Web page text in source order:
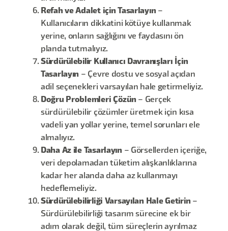
Refah ve Adalet için Tasarlayın –
Kullanıcıların dikkatini kötüye kullanmak
yerine, onların sağlığını ve faydasını ön
planda tutmalıyız.
Sürdürülebilir Kullanıcı Davranışları İçin
Tasarlayın – Çevre dostu ve sosyal açıdan
adil seçenekleri varsayılan hale getirmeliyiz.
Doğru Problemleri Çözün – Gerçek
sürdürülebilir çözümler üretmek için kısa
vadeli yan yollar yerine, temel sorunları ele
almalıyız.
Daha Az ile Tasarlayın – Görsellerden içeriğe,
veri depolamadan tüketim alışkanlıklarına
kadar her alanda daha az kullanmayı
hedeflemeliyiz.
Sürdürülebilirliği Varsayılan Hale Getirin –
Sürdürülebilirliği tasarım sürecine ek bir
adım olarak değil, tüm süreçlerin ayrılmaz